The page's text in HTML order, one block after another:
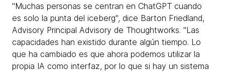
"Muchas personas se centran en ChatGPT cuando
es solo la punta del iceberg", dice Barton Friedland,
Advisory Principal Advisory de Thoughtworks. "Las
capacidades han existido durante algún tiempo. Lo
que ha cambiado es que ahora podemos utilizar la
propia IA como interfaz, por lo que si hay un sistema